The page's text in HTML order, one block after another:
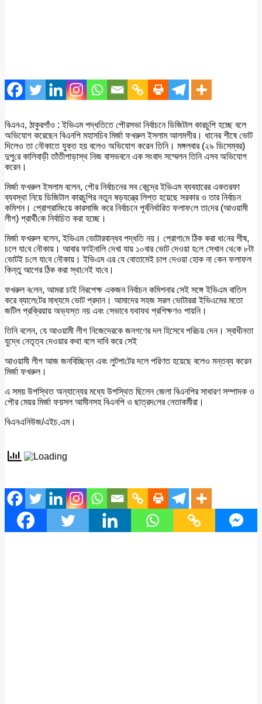
বিএনএ, ঠাকুরগাঁও : ইভিএম পদ্ধতিতে পৌরসভা নির্বাচনে ডিজিটাল কারচুপি হচ্ছে বলে
অভিযোগ করেছেন বিএনপি মহাসচিব মির্জা ফখরুল ইসলাম আলমগীর। ধানের শীষে ভোট
দিলেও তা নৌকাতে যুক্ত হয় বলেও অভিযোগ করেন তিনি। মঙ্গলবার (২৯ ডিসেম্বর)
দুপু‌রে কালিবাড়ী তাঁতীপাড়াস্থ নিজ বাসভবনে এক সংবাদ সম্মেলন তিনি এসব অভিযোগ
করেন।
মির্জা ফখরুল ইসলাম বলেন, পৌর নির্বাচনের সব কেন্দ্রে ইভিএম ব্যবহারের একতরফা
ব্যবস্থা নিয়ে ডিজিটাল কারচুপির নতুন ষড়যন্ত্রে লিপ্ত হয়েছে সরকার ও তার নির্বাচন
ক‌মিশন। প্রোগ্রামিংয়ে কারসাজি করে নির্বাচনে পূর্বনির্ধা‌রিত ফলাফ‌লে তা‌দের (আওয়ামী
লী‌গ) প্রার্থী‌কে নির্বাচিত করা হচ্ছে।
মির্জা ফখরুল বলেন, ইভিএম ভোটারবান্ধব পদ্ধতি নয়। প্রোগা‌মে ঠিক করা ধা‌নের শীষ,
চলে যা‌বে নৌকায়। আবার ফাইনা‌লি দেখা যায় ১০বার ভোট দেওয়া হ‌লে সেখান থে‌কে ৮টা
ভোটই চ‌লে যা‌বে নৌকায়। ইভিএম এর যে বোতামেই চাপ দেওয়া হোক না কেন ফলাফল
কিন্তু আগের ঠিক করা স্থা‌নেই যা‌বে।
ফখরুল ব‌লেন, আমরা চাই নিরপেক্ষ একজন নির্বাচন কমিশনার সেই সঙ্গে ইভিএম বাতিল
করে ব্যালে‌টের মাধ্যমে ভোট প্রদা‌ন। আমাদের সহজ সরল ভোটাররা ইভিএমের মতো
জটিল প্রক্রিয়ায় অভ্যস্ত নয় এবং সেভাবে যথাযথ প্রশিক্ষণও পায়নি।
তিনি বলেন, যে আওয়ামী লীগ নিজেদেরকে জনগণের দল হিসেবে পরিচয় দেন। স্বাধীনতা
যুদ্ধে নেতৃত্ব দেওয়ার কথা বলে দাবি করে সেই
আওয়ামী লীগ আজ জনবিচ্ছিন্ন এবং লুটপা‌টের দলে পরিণত হয়েছে বলেও মন্তব্য করেন
মির্জা ফখরুল।
এ সময় উপস্থিত অন্যান্যের মধ্যে উপস্থিত ছিলেন জেলা বিএনপির সাধারণ সম্পাদক ও
পৌর মেয়র মির্জা ফয়সল আমীনসহ বিএন‌পি ও ছাত্রদ‌লের নেতাকর্মীরা।
বিএনএনিউজ/এইচ.এম।